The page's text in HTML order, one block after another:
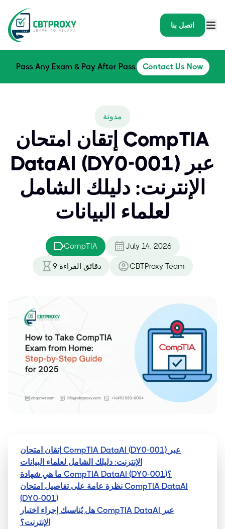
اتصل بنا
Pass Any Exam & Pay After Pass. Contact Us Now
مدونة
إتقان امتحان CompTIA
DataAI (DY0-001) عبر
الإنترنت: دليلك الشامل
لعلماء البيانات
CompTIA July 14, 2026
9 دقائق القراءة CBTProxy Team
إتقان امتحان CompTIA DataAI (DY0-001) عبر
الإنترنت: دليلك الشامل لعلماء البيانات
ما هي شهادة CompTIA DataAI (DY0-001)؟
نظرة عامة على تفاصيل امتحان CompTIA DataAI
(DY0-001)
هل يُناسبك إجراء اختبار CompTIA DataAI عبر
الإنترنت؟